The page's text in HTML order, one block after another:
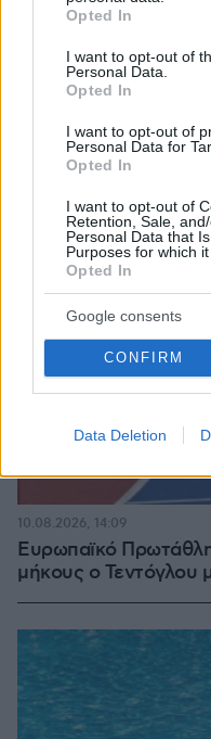
grant or deny consent to
use your data for below
consent section.
Opted In
I want to opt-out of
Personal Data.
Opted In
I want to opt-out of
Personal Data for
Opted In
I want to opt-out of
Retention, Sale,
Personal Data that
Purposes for which it
Opted In
Google consents
CONFIRM
Data Deletion
Ευρωπαϊκό
μήκους ο Τεντόγλου
10.08.2026, 14:09